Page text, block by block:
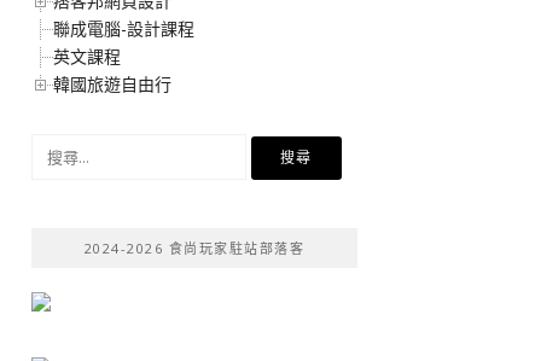
聯成電腦-設計課程
英文課程
韓國旅遊自由行
2024-2026 食尚玩家駐站部落客